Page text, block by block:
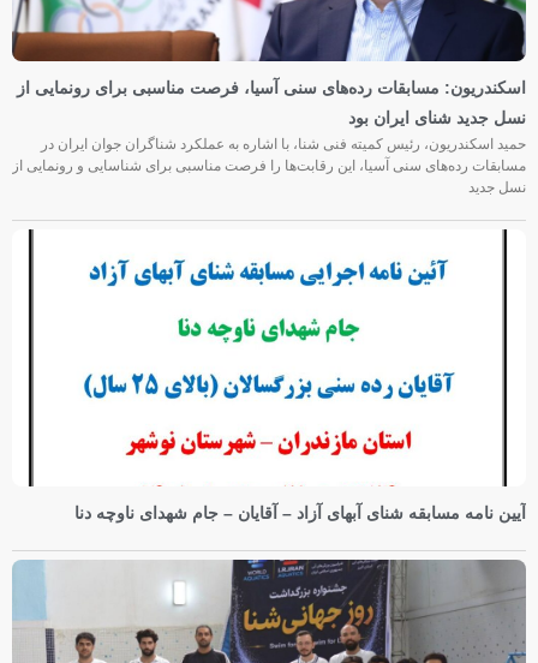
اسکندریون: مسابقات رده‌های سنی آسیا، فرصت مناسبی برای رونمایی از
نسل جدید شنای ایران بود
حمید اسکندریون، رئیس کمیته فنی شنا، با اشاره به عملکرد شناگران جوان ایران در
مسابقات رده‌های سنی آسیا، این رقابت‌ها را فرصت مناسبی برای شناسایی و رونمایی از
نسل جدید
آیین نامه مسابقه شنای آبهای آزاد – آقایان – جام شهدای ناوچه دنا